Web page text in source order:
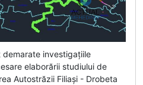
investigațiile
elaborării studiului de
Autostrăzii Filiași - Drobeta